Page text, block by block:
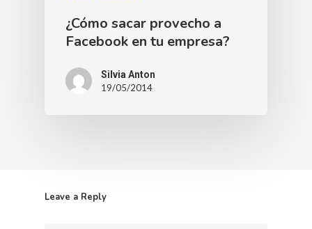
¿Cómo sacar provecho a
Facebook en tu empresa?
Silvia Anton
19/05/2014
Leave a Reply